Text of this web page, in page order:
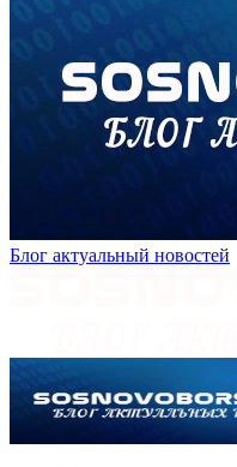
Блог актуальный новостей